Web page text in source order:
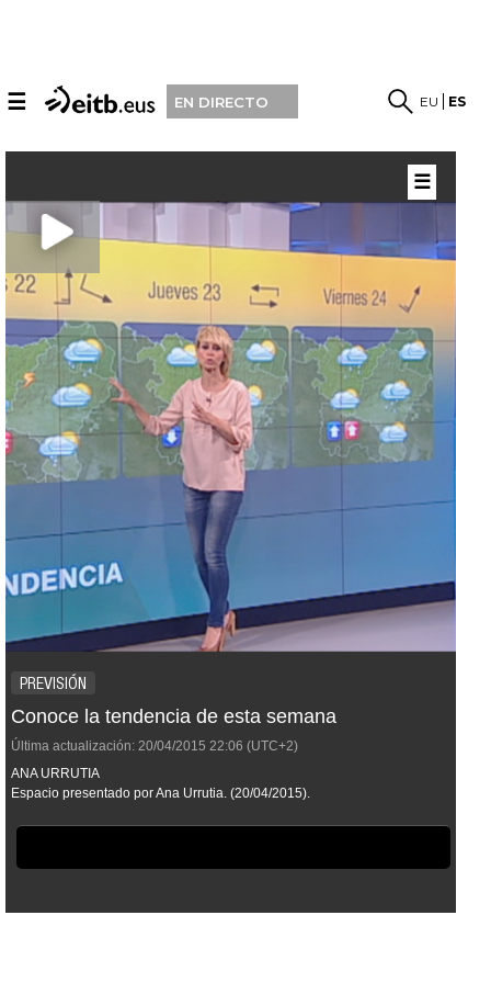
☰ EN DIRECTO EU ES
PREVISIÓN
Conoce la tendencia de esta semana
Última actualización: 20/04/2015 22:06 (UTC+2)
ANA URRUTIA
Espacio presentado por Ana Urrutia. (20/04/2015).
☰